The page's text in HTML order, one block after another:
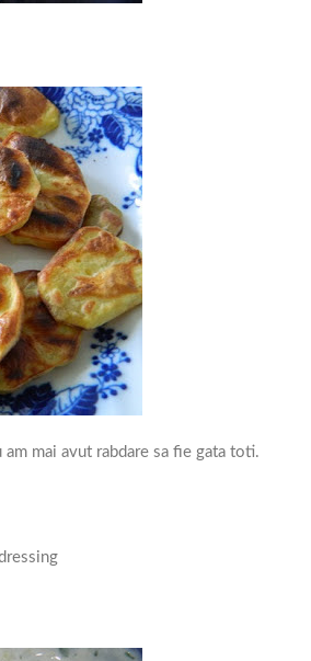
mai avut rabdare sa fie gata toti.